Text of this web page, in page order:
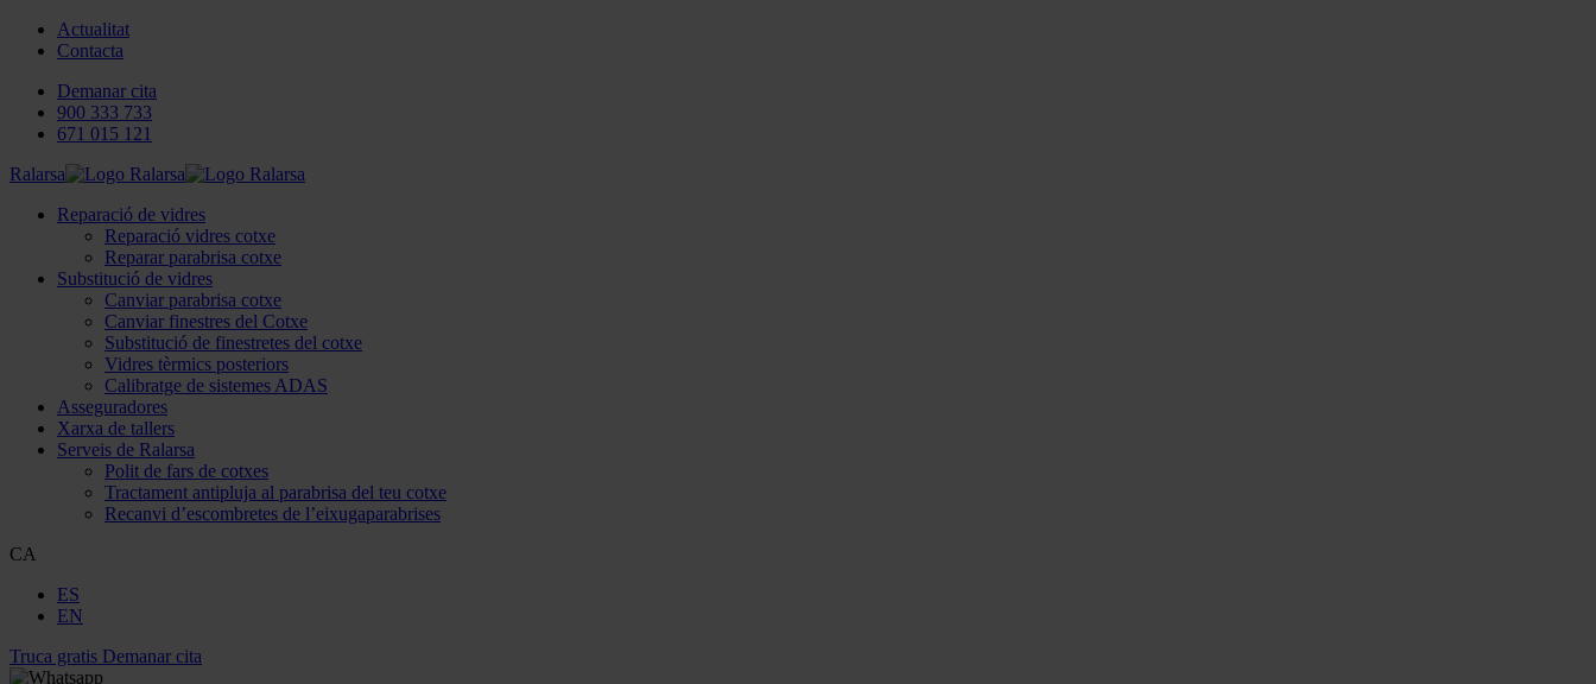
Actualitat
Contacta
Demanar cita
900 333 733
671 015 121
Ralarsa
Reparació de vidres
Reparació vidres cotxe
Reparar parabrisa cotxe
Substitució de vidres
Canviar parabrisa cotxe
Canviar finestres del Cotxe
Substitució de finestretes del cotxe
Vidres tèrmics posteriors
Calibratge de sistemes ADAS
Asseguradores
Xarxa de tallers
Serveis de Ralarsa
Polit de fars de cotxes
Tractament antipluja al parabrisa del teu cotxe
Recanvi d’escombretes de l’eixugaparabrises
CA
ES
EN
Truca gratis Demanar cita